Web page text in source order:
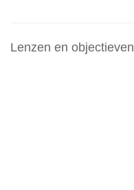
Lenzen en objectieven